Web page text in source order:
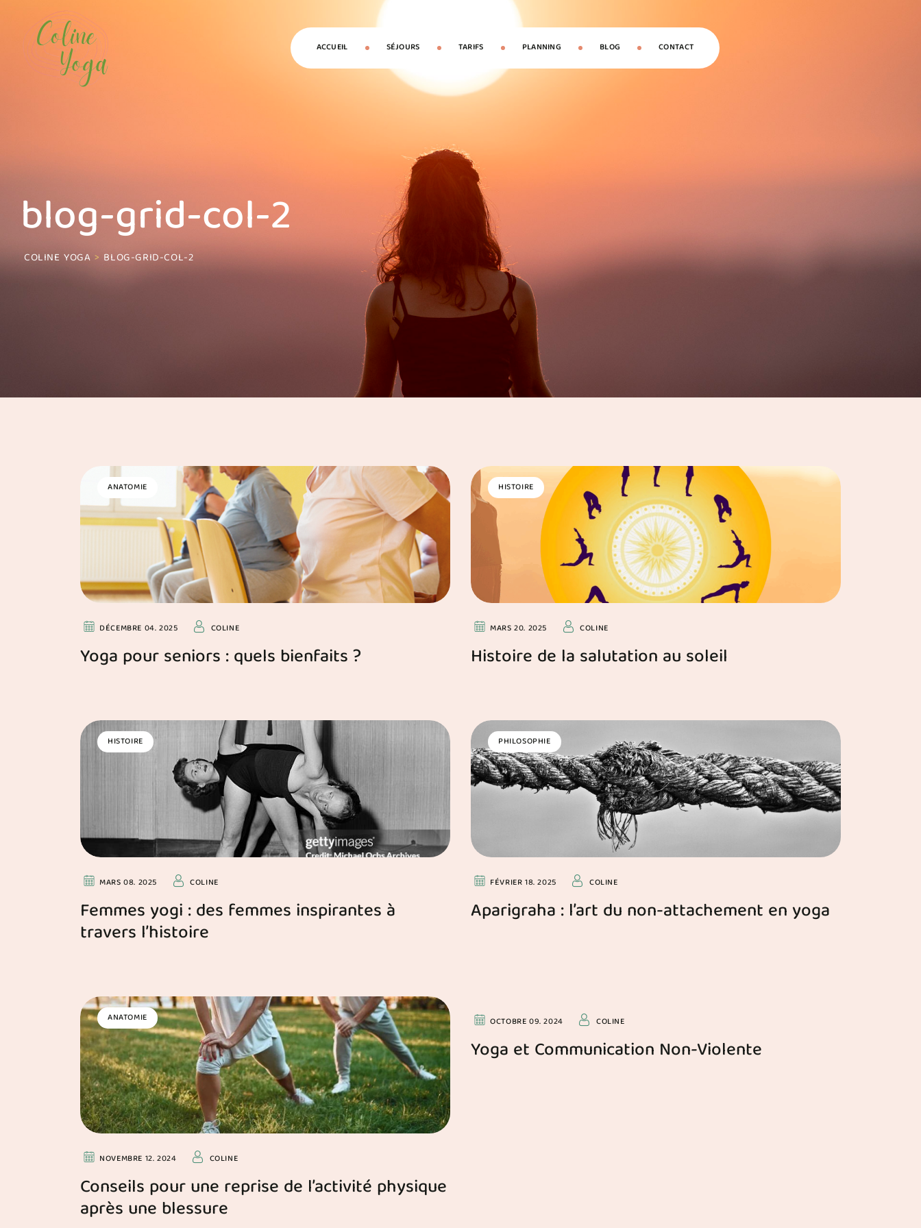
ACCUEIL SÉJOURS TARIFS PLANNING BLOG CONTACT
blog-grid-col-2
COLINE YOGA > BLOG-GRID-COL-2
ANATOMIE
DÉCEMBRE 04. 2025 COLINE
Yoga pour seniors : quels bienfaits ?
HISTOIRE
MARS 20. 2025 COLINE
Histoire de la salutation au soleil
HISTOIRE
MARS 08. 2025 COLINE
Femmes yogi : des femmes inspirantes à
travers l’histoire
PHILOSOPHIE
FÉVRIER 18. 2025 COLINE
Aparigraha : l’art du non-attachement en yoga
ANATOMIE
NOVEMBRE 12. 2024 COLINE
Conseils pour une reprise de l’activité physique
après une blessure
PHILOSOPHIE
OCTOBRE 09. 2024 COLINE
Yoga et Communication Non-Violente